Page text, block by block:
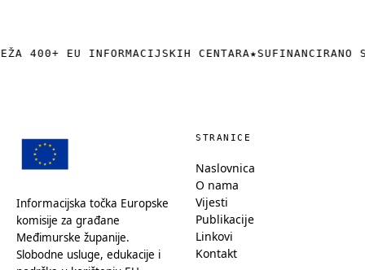
400+ EU INFORMACIJSKIH CENTARA★SUFINANCIRANO
Informacijska točka Europske
komisije za građane
Međimurske županije.
Slobodne usluge, edukacije i
STRANICE
Naslovnica
O nama
Vijesti
Publikacije
Linkovi
Kontakt